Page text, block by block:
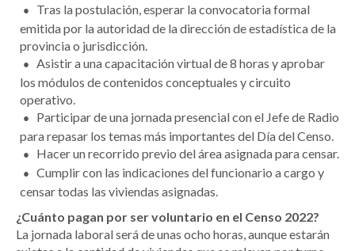
Tras la postulación, esperar la convocatoria formal
emitida por la autoridad de la dirección de estadística de la
provincia o jurisdicción.
Asistir a una capacitación virtual de 8 horas y aprobar
los módulos de contenidos conceptuales y circuito
operativo.
Participar de una jornada presencial con el Jefe de Radio
para repasar los temas más importantes del Día del Censo.
Hacer un recorrido previo del área asignada para censar.
Cumplir con las indicaciones del funcionario a cargo y
censar todas las viviendas asignadas.
¿Cuánto pagan por ser voluntario en el Censo 2022?
La jornada laboral será de unas ocho horas, aunque estarán